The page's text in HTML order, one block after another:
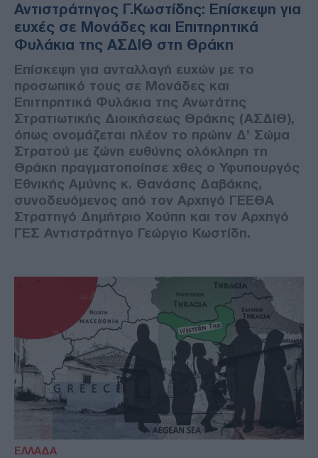
Αντιστράτηγος Γ.Κωστίδης: Επίσκεψη για
ευχές σε Μονάδες και Επιτηρητικά
Φυλάκια της ΑΣΔΙΘ στη Θράκη
Επίσκεψη για ανταλλαγή ευχών με το
προσωπικό τους σε Μονάδες και
Επιτηρητικά Φυλάκια της Ανωτάτης
Στρατιωτικής Διοικήσεως Θράκης (ΑΣΔΙΘ),
όπως ονομάζεται πλέον το πρώην Δ’ Σώμα
Στρατού με ζώνη ευθύνης ολόκληρη τη
Θράκη πραγματοποίησε χθες ο Υφυπουργός
Εθνικής Αμύνης κ. Θανάσης Δαβάκης,
συνοδευόμενος από τον Αρχηγό ΓΕΕΘΑ
Στρατηγό Δημήτριο Χούπη και τον Αρχηγό
ΓΕΣ Αντιστράτηγο Γεώργιο Κωστίδη.
ΕΛΛΑΔΑ